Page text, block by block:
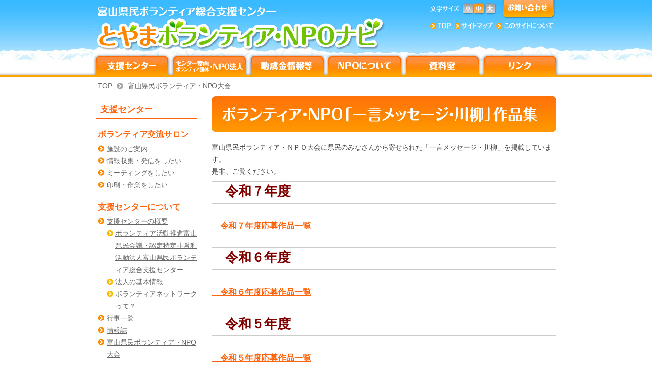
TOP 富山県民ボランティア・NPO大会
富山県民ボランティア・ＮＰＯ大会に県民のみなさんから寄せられた「一言メッセージ・川柳」を掲載していま
す。
是非、ご覧ください。
令和７年度
令和７年度応募作品一覧
令和６年度
令和６年度応募作品一覧
令和５年度
令和５年度応募作品一覧
支援センター
ボランティア交流サロン
施設のご案内
情報収集・発信をしたい
ミーティングをしたい
印刷・作業をしたい
支援センターについて
支援センターの概要
ボランティア活動推進富山
県民会議・認定特定非営利
活動法人富山県民ボランテ
ィア総合支援センター
法人の基本情報
ボランティアネットワーク
って？
行事一覧
情報誌
富山県民ボランティア・NPO
大会